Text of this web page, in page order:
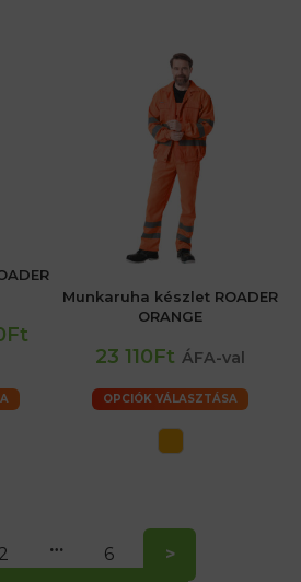
Munkaruha készlet ROADER
ORANGE
23 110Ft ÁFA-val
OPCIÓK VÁLASZTÁSA
2 … 6 >